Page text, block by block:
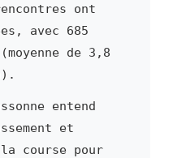
ont
avec 685
de 3,8
entend
et
course pour